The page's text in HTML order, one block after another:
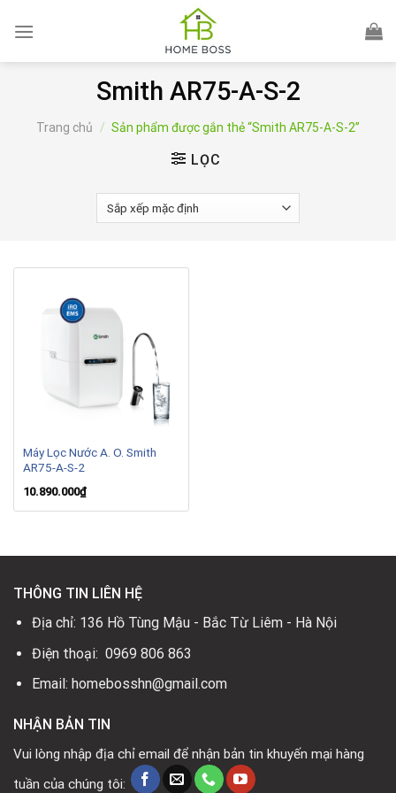
Smith AR75-A-S-2
Trang chủ / Sản phẩm được gắn thẻ “Smith AR75-A-S-2”
LỌC
Máy Lọc Nước A. O. Smith
AR75-A-S-2
10.890.000₫
THÔNG TIN LIÊN HỆ
Địa chỉ: 136 Hồ Tùng Mậu - Bắc Từ Liêm - Hà Nội
Điện thoại: 0969 806 863
Email: homebosshn@gmail.com
NHẬN BẢN TIN
Vui lòng nhập địa chỉ email để nhận bản tin khuyến mại hàng
tuần của chúng tôi: